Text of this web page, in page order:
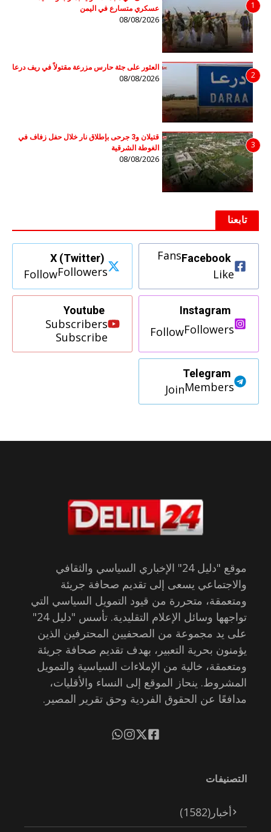
1
عسكري متسارع في اليمن
08/08/2026
2
العثور على جثة حارس مزرعة مقتولاً في ريف درعا
08/08/2026
3
قتيلان و3 جرحى بإطلاق نار خلال حفل زفاف في
الغوطة الشرقية
08/08/2026
تابعنا
Facebook
Fans
Like
X (Twitter)
Followers
Follow
Instagram
Followers
Follow
Youtube
Subscribers
Subscribe
Telegram
Members
Join
موقع "دليل 24" الإخباري السياسي والثقافي
والاجتماعي يسعى إلى تقديم صحافة جريئة
ومتعمقة، متحررة من قيود التمويل السياسي التي
تواجهها وسائل الإعلام التقليدية. تأسس "دليل 24"
على يد مجموعة من الصحفيين المحترفين الذين
يؤمنون بحرية التعبير، بهدف تقديم صحافة جريئة
ومتعمقة، خالية من الإملاءات السياسية والتمويل
المشروط. ينحاز الموقع إلى النساء والأقليات،
مدافعًا عن الحقوق الفردية وحق تقرير المصير.
التصنيفات
أخبار (1582)